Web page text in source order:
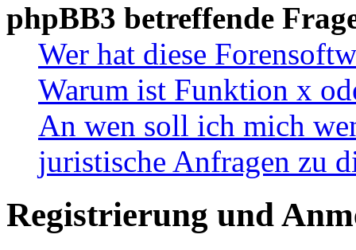
phpBB3 betreffende
Wer hat diese
Warum ist Funktion x
An wen soll ich mich
juristische Anfragen zu
Registrierung und